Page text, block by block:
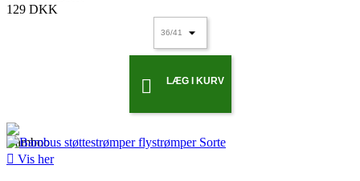
129 DKK
 LÆG I KURV
 Vis her